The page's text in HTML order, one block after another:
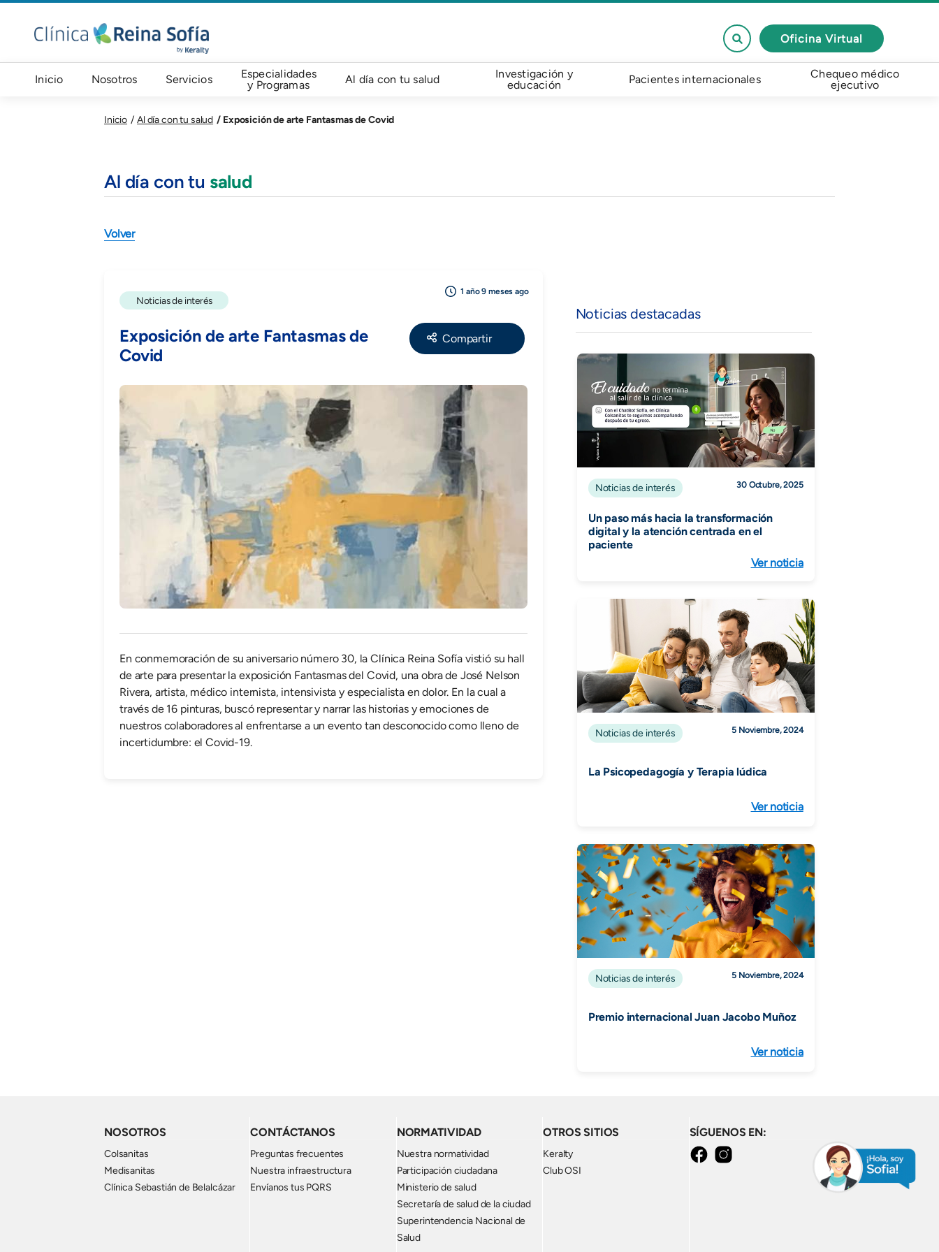
Pasar al contenido principal
Oficina Virtual
Navegación principal
Inicio Nosotros Servicios
Especialidades
y Programas
Al día con tu salud
Investigación y
educación
Pacientes internacionales
Chequeo médico
ejecutivo
Inicio Al día con tu salud Exposición de arte Fantasmas de Covid
Al día con tu salud
Volver
Noticias de interés
Exposición de arte Fantasmas de
Covid
Share
1 año 9 meses ago
En conmemoración de su aniversario número 30, la Clínica Reina Sofía vistió su hall
de arte para presentar la exposición Fantasmas del Covid, una obra de José Nelson
Rivera, artista, médico internista, intensivista y especialista en dolor. En la cual a
través de 16 pinturas, buscó representar y narrar las historias y emociones de
nuestros colaboradores al enfrentarse a un evento tan desconocido como lleno de
incertidumbre: el Covid-19.
Noticias destacadas
Noticias de interés 30 Octubre, 2025
Un paso más hacia la transformación
digital y la atención centrada en el
paciente
Ver noticia
Noticias de interés 5 Noviembre, 2024
La Psicopedagogía y Terapia lúdica
Ver noticia
Noticias de interés 5 Noviembre, 2024
Premio internacional Juan Jacobo Muñoz
Ver noticia
NOSOTROS
Colsanitas
Medisanitas
Clínica Sebastián de Belalcázar
CONTÁCTANOS
Preguntas frecuentes
Nuestra infraestructura
Envíanos tus PQRS
NORMATIVIDAD
Nuestra normatividad
Participación ciudadana
Ministerio de salud
Secretaría de salud de la ciudad
Superintendencia Nacional de
Salud
OTROS SITIOS
Keralty
Club OSI
SÍGUENOS EN:
facebookinstagram